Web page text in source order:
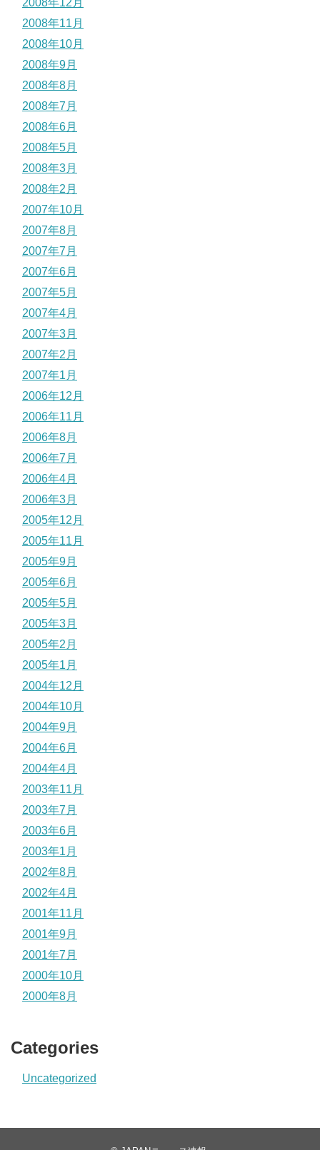
2008年11月
2008年10月
2008年9月
2008年8月
2008年7月
2008年6月
2008年5月
2008年3月
2008年2月
2007年10月
2007年8月
2007年7月
2007年6月
2007年5月
2007年4月
2007年3月
2007年2月
2007年1月
2006年12月
2006年11月
2006年8月
2006年7月
2006年4月
2006年3月
2005年12月
2005年11月
2005年9月
2005年6月
2005年5月
2005年3月
2005年2月
2005年1月
2004年12月
2004年10月
2004年9月
2004年6月
2004年4月
2003年11月
2003年7月
2003年6月
2003年1月
2002年8月
2002年4月
2001年11月
2001年9月
2001年7月
2000年10月
2000年8月
Categories
Uncategorized